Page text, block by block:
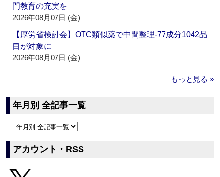
門教育の充実を
2026年08月07日 (金)
【厚労省検討会】OTC類似薬で中間整理‐77成分1042品
目が対象に
2026年08月07日 (金)
もっと見る »
年月別 全記事一覧
アカウント・RSS